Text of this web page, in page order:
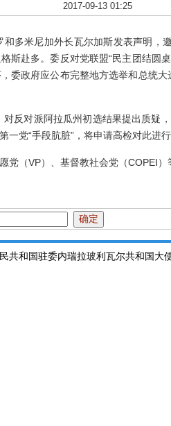
2017-09-13 01:25
多米尼加外长瓦尔加斯发表声明，
斯赴多。委反对党联盟“民主团结圆
委政府应公布完整地方选举和总统
反对派阿拉瓜州初选结果提出质疑
党“手段肮脏”，将申请高检对此进行
（VP）、基督教社会党（COPEI）
共和国驻委内瑞拉玻利瓦尔共和国大